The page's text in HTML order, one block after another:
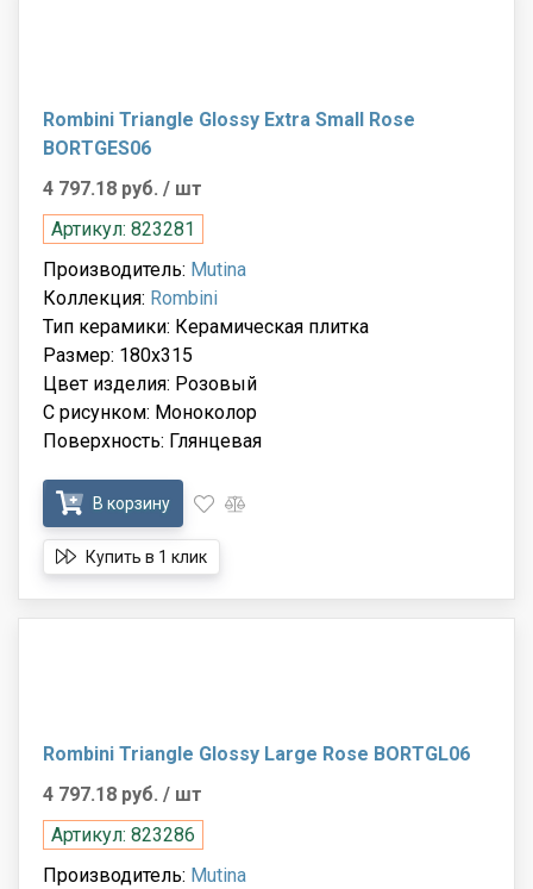
Rombini Triangle Glossy Extra Small Rose
BORTGES06
4 797.18 руб. / шт
Артикул: 823281
Производитель: Mutina
Коллекция: Rombini
Тип керамики: Керамическая плитка
Размер: 180x315
Цвет изделия: Розовый
С рисунком: Моноколор
Поверхность: Глянцевая
В корзину
Купить в 1 клик
Rombini Triangle Glossy Large Rose BORTGL06
4 797.18 руб. / шт
Артикул: 823286
Производитель: Mutina